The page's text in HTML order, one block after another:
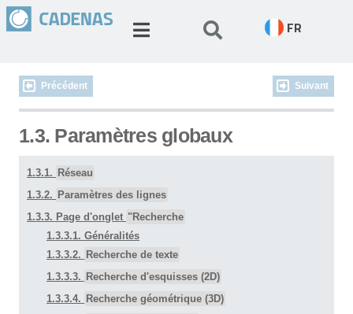
FR
Précédent Suivant
1.3. Paramètres globaux
1.3.1. Réseau
1.3.2. Paramètres des lignes
1.3.3. Page d'onglet "Recherche
1.3.3.1. Généralités
1.3.3.2. Recherche de texte
1.3.3.3. Recherche d'esquisses (2D)
1.3.3.4. Recherche géométrique (3D)